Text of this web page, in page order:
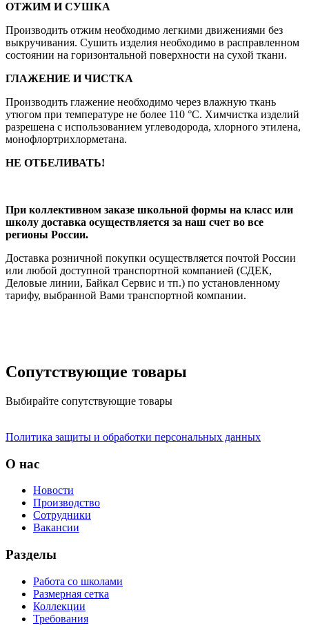
ОТЖИМ И СУШКА
Производить отжим необходимо легкими движениями без
выкручивания. Сушить изделия необходимо в расправленном
состоянии на горизонтальной поверхности на сухой ткани.
ГЛАЖЕНИЕ И ЧИСТКА
Производить глажение необходимо через влажную ткань
утюгом при температуре не более 110 °С. Химчистка изделий
разрешена с использованием углеводорода, хлорного этилена,
монофлортрихлорметана.
НЕ ОТБЕЛИВАТЬ!
При коллективном заказе школьной формы на класс или
школу доставка осуществляется за наш счет во все
регионы России.
Доставка розничной покупки осуществляется почтой России
или любой доступной транспортной компанией (СДЕК,
Деловые линии, Байкал Сервис и тп.) по установленному
тарифу, выбранной Вами транспортной компании.
Сопутствующие товары
Выбирайте сопутствующие товары
Политика защиты и обработки персональных данных
О нас
Новости
Производство
Сотрудники
Вакансии
Разделы
Работа со школами
Размерная сетка
Коллекции
Требования